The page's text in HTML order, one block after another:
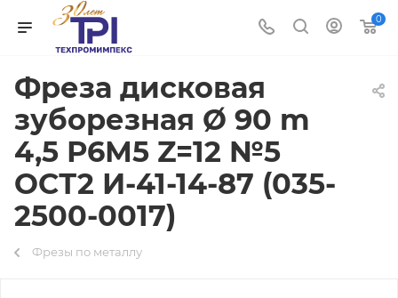
0
Фреза дисковая
зуборезная Ø 90 m
4,5 Р6М5 Z=12 №5
ОСТ2 И-41-14-87 (035-
2500-0017)
Фрезы по металлу